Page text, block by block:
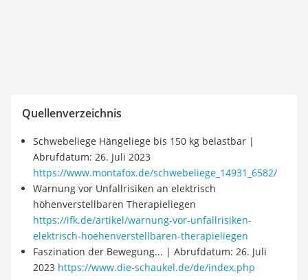
Quellenverzeichnis
Schwebeliege Hängeliege bis 150 kg belastbar |
Abrufdatum: 26. Juli 2023
https://www.montafox.de/schwebeliege_14931_6582/
Warnung vor Unfallrisiken an elektrisch
höhenverstellbaren Therapieliegen
https://ifk.de/artikel/warnung-vor-unfallrisiken-
elektrisch-hoehenverstellbaren-therapieliegen
Faszination der Bewegung... | Abrufdatum: 26. Juli
2023 https://www.die-schaukel.de/de/index.php